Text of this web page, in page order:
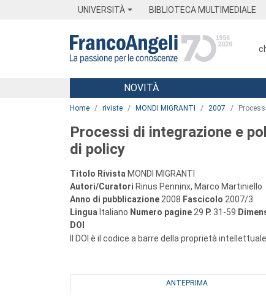
UNIVERSITÀ BIBLIOTECA MULTIMEDIALE
Menu
NOVITÀ
Home riviste MONDI MIGRANTI 2007
Processi di integrazione e
di policy
Titolo Rivista MONDI MIGRANTI
Autori/Curatori Rinus Penninx, Marco Martiniello
Anno di pubblicazione 2008 Fascicolo 2007/3
Lingua Italiano Numero pagine 29 P. 31-59
DOI
Il DOI è il codice a barre della proprietà
ANTEPRIMA